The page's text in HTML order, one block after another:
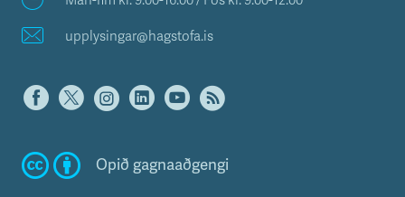
upplysingar@hagstofa.is
Opið gagnaaðgengi